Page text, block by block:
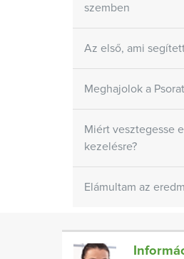
szemben
Az első, ami
Meghajolok a
Miért vesztegesse
kezelésre?
Elámultam az